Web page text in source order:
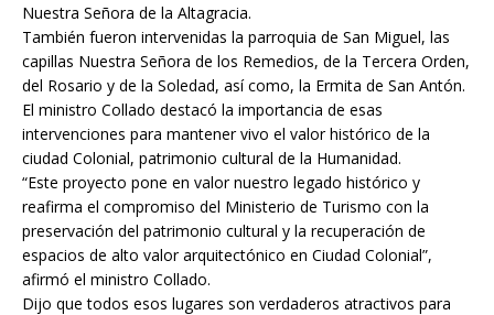
Nuestra Señora de la Altagracia.
También fueron intervenidas la parroquia de San Miguel, las
capillas Nuestra Señora de los Remedios, de la Tercera Orden,
del Rosario y de la Soledad, así como, la Ermita de San Antón.
El ministro Collado destacó la importancia de esas
intervenciones para mantener vivo el valor histórico de la
ciudad Colonial, patrimonio cultural de la Humanidad.
“Este proyecto pone en valor nuestro legado histórico y
reafirma el compromiso del Ministerio de Turismo con la
preservación del patrimonio cultural y la recuperación de
espacios de alto valor arquitectónico en Ciudad Colonial”,
afirmó el ministro Collado.
Dijo que todos esos lugares son verdaderos atractivos para